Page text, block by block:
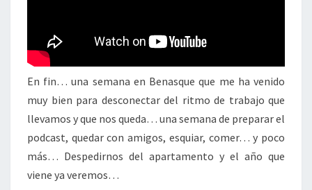
En fin… una semana en Benasque que me ha venido
muy bien para desconectar del ritmo de trabajo que
llevamos y que nos queda… una semana de preparar el
podcast, quedar con amigos, esquiar, comer… y poco
más… Despedirnos del apartamento y el año que
viene ya veremos…